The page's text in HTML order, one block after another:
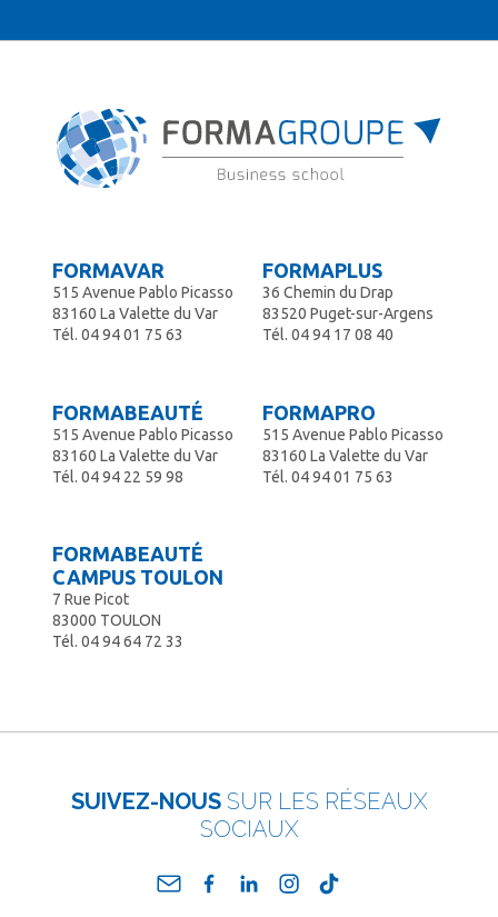
FORMAVAR
515 Avenue Pablo Picasso
83160 La Valette du Var
Tél. 04 94 01 75 63
FORMAPLUS
36 Chemin du Drap
83520 Puget-sur-Argens
Tél. 04 94 17 08 40
FORMABEAUTÉ
515 Avenue Pablo Picasso
83160 La Valette du Var
Tél. 04 94 22 59 98
FORMAPRO
515 Avenue Pablo Picasso
83160 La Valette du Var
Tél. 04 94 01 75 63
FORMABEAUTÉ
CAMPUS TOULON
7 Rue Picot
83000 TOULON
Tél. 04 94 64 72 33
SUIVEZ-NOUS SUR LES RÉSEAUX
SOCIAUX